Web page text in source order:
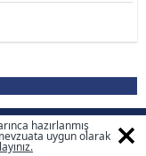
hazırlanmış
uygun olarak